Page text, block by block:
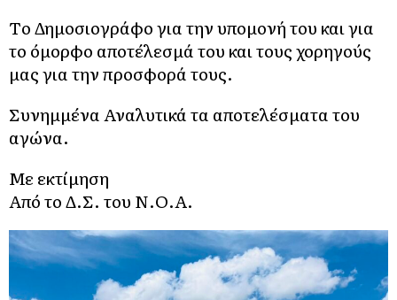
Τo Δημοσιογράφο για την υπομονή του και για
το όμορφο αποτέλεσμά του και τους χορηγούς
μας για την προσφορά τους.
Συνημμένα Αναλυτικά τα αποτελέσματα του
αγώνα.
Με εκτίμηση
Από το Δ.Σ. του Ν.Ο.Α.